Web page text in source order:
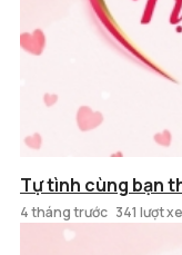
Tự tình cùng bạn
4 tháng trước 341 lượt